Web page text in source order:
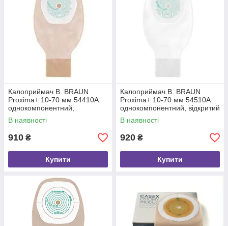
Калоприймач B. BRAUN
Proxima+ 10-70 мм 54410A
однокомпонентний,
відкритий, непрозорий 10шт.
В наявності
910 ₴
Купити
Калоприймач B. BRAUN
Proxima+ 10-70 мм 54510A
однокомпонентний, відкритий
мішок з фільтром прозорий
10шт.
В наявності
920 ₴
Купити